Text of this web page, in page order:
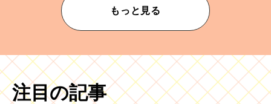
もっと見る
注目の記事